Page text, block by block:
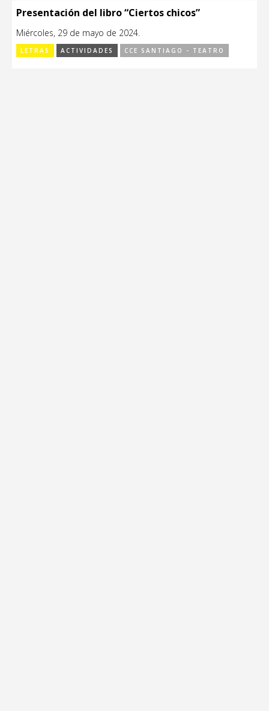
Presentación del libro “Ciertos chicos”
Miércoles, 29 de mayo de 2024.
LETRAS ACTIVIDADES CCE SANTIAGO - TEATRO